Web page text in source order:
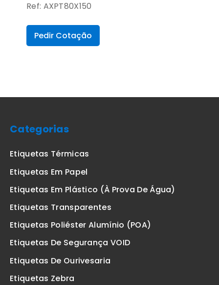
Ref: AXPT80X150
Pedir Cotação
Categorias
Etiquetas Térmicas
Etiquetas Em Papel
Etiquetas Em Plástico (à Prova De Água)
Etiquetas Transparentes
Etiquetas Poliéster Alumínio (POA)
Etiquetas De Segurança VOID
Etiquetas De Ourivesaria
Etiquetas Zebra